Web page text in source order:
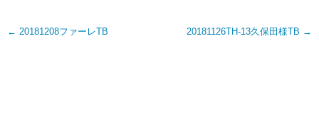
Post
← 20181208ファーレTB 20181126TH-13久保田様TB →